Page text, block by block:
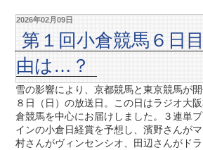
2026年02月09日
第１回小倉競馬６日
由は…？
雪の影響により、京都競馬と東京競馬が
８日（日）の放送日。この日はラジオ大
倉競馬を中心にお届けしました。３連単
インの小倉日経賞を予想し、濱野さんが
村さんがヴィンセンシオ、田辺さんがドラ